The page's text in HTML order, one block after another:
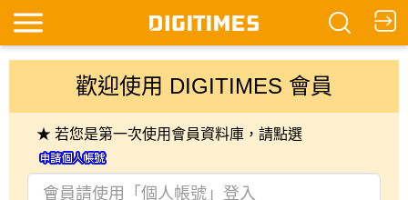
歡迎使用 DIGITIMES 會員
★ 若您是第一次使用會員資料庫，請點選